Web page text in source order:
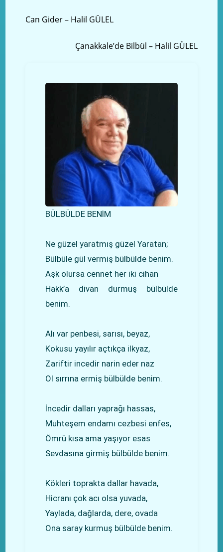
Can Gider – Halil GÜLEL
Çanakkale’de Bilbül – Halil GÜLEL
BÜLBÜLDE BENİM
Ne güzel yaratmış güzel Yaratan;
Bülbüle gül vermiş bülbülde benim.
Aşk olursa cennet her iki cihan
Hakk’a divan durmuş bülbülde
benim.
Alı var penbesi, sarısı, beyaz,
Kokusu yayılır açtıkça ilkyaz,
Zariftir incedir narin eder naz
Ol sırrına ermiş bülbülde benim.
İncedir dalları yaprağı hassas,
Muhteşem endamı cezbesi enfes,
Ömrü kısa ama yaşıyor esas
Sevdasına girmiş bülbülde benim.
Kökleri toprakta dallar havada,
Hicranı çok acı olsa yuvada,
Yaylada, dağlarda, dere, ovada
Ona saray kurmuş bülbülde benim.